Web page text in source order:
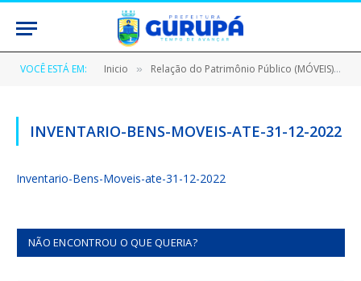
VOCÊ ESTÁ EM: Inicio » Relação do Patrimônio Público (MÓVEIS)
INVENTARIO-BENS-MOVEIS-ATE-31-12-2022
Inventario-Bens-Moveis-ate-31-12-2022
NÃO ENCONTROU O QUE QUERIA?